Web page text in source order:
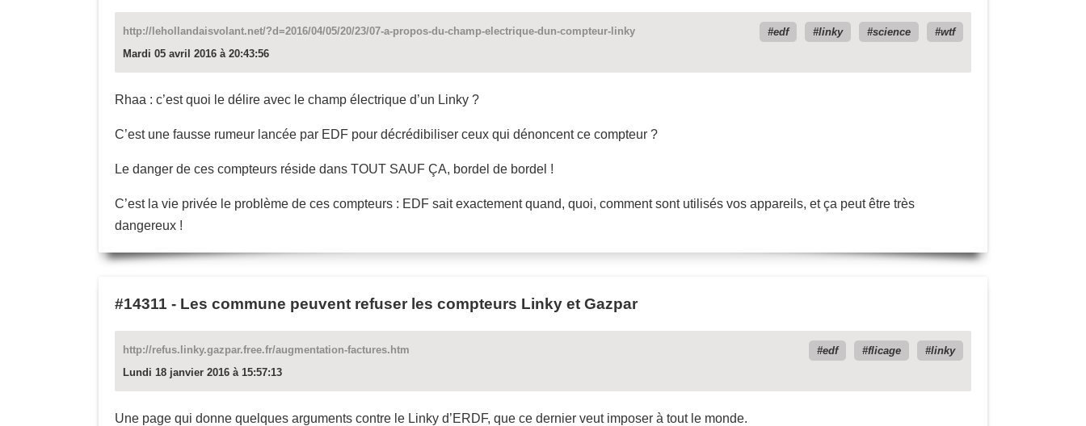
http://lehollandaisvolant.net/?d=2016/04/05/20/23/07-a-propos-du-champ-electrique-dun-compteur-linky edf linky science
wtf
Mardi 05 avril 2016 à 20:43:56
Rhaa : c’est quoi le délire avec le champ électrique d’un Linky ?
C’est une fausse rumeur lancée par EDF pour décrédibiliser ceux qui dénoncent ce compteur ?
Le danger de ces compteurs réside dans TOUT SAUF ÇA, bordel de bordel !
C’est la vie privée le problème de ces compteurs : EDF sait exactement quand, quoi, comment sont utilisés vos appareils, et ça peut être très
dangereux !
#14311 - Les commune peuvent refuser les compteurs Linky et Gazpar
http://refus.linky.gazpar.free.fr/augmentation-factures.htm edf flicage
linky
Lundi 18 janvier 2016 à 15:57:13
Une page qui donne quelques arguments contre le Linky d’ERDF, que ce dernier veut imposer à tout le monde.